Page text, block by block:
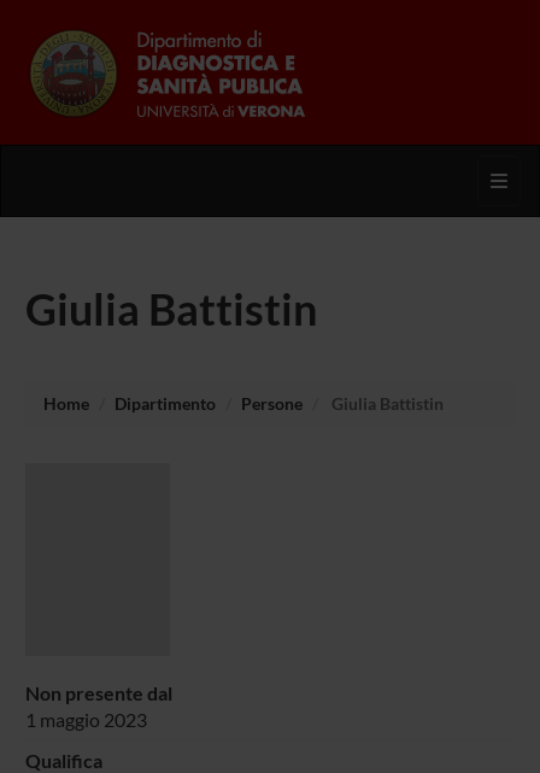
Giulia Battistin
Home Dipartimento Persone Giulia Battistin
Non presente dal
1 maggio 2023
Qualifica